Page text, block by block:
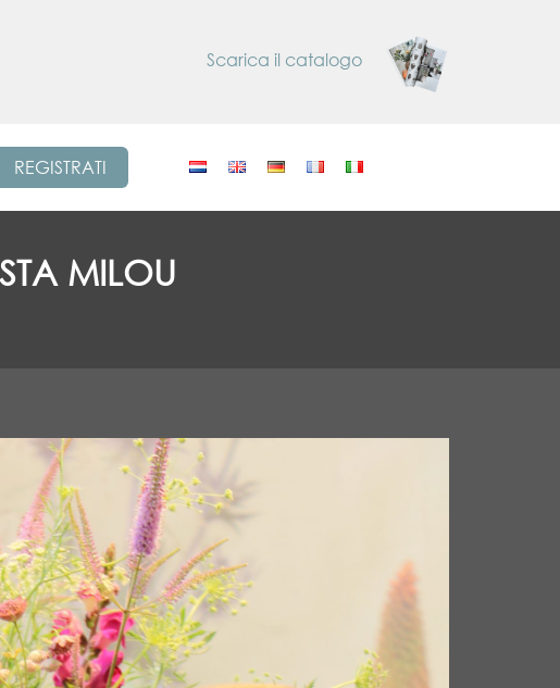
Scarica il catalogo
REGISTRATI
MILOU